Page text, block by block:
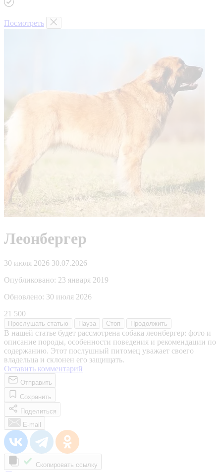
Посмотреть
Леонбергер
30 июля 2026 30.07.2026
Опубликовано: 23 января 2019
Обновлено: 30 июля 2026
21 500
Прослушать статью Пауза Стоп Продолжить
В нашей статье будет рассмотрена собака леонбергер: фото и
описание породы, особенности поведения и рекомендации по
содержанию. Этот послушный питомец уважает своего
владельца и склонен его защищать.
Оставить комментарий
Отправить
Сохранить
Поделиться
E-mail
Скопировать ссылку